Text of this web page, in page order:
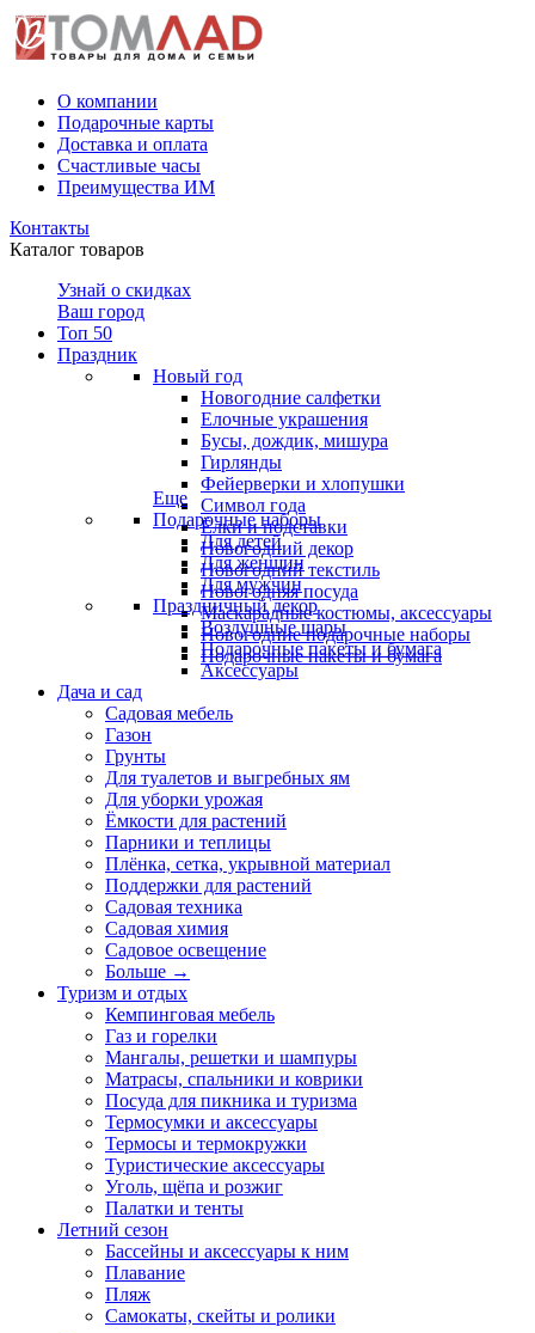
О компании
Подарочные карты
Доставка и оплата
Счастливые часы
Преимущества ИМ
Контакты
Каталог товаров
Узнай о скидках
Ваш город
Топ 50
Праздник
Новый год
Новогодние салфетки
Елочные украшения
Бусы, дождик, мишура
Гирлянды
Фейерверки и хлопушки
Символ года
Ёлки и подставки
Новогодний декор
Новогодний текстиль
Новогодняя посуда
Маскарадные костюмы, аксессуары
Новогодние подарочные наборы
Подарочные пакеты и бумага
Еще
Подарочные наборы
Для детей
Для женщин
Для мужчин
Праздничный декор
Воздушные шары
Подарочные пакеты и бумага
Аксессуары
Дача и сад
Садовая мебель
Газон
Грунты
Для туалетов и выгребных ям
Для уборки урожая
Ёмкости для растений
Парники и теплицы
Плёнка, сетка, укрывной материал
Поддержки для растений
Садовая техника
Садовая химия
Садовое освещение
Больше →
Туризм и отдых
Кемпинговая мебель
Газ и горелки
Мангалы, решетки и шампуры
Матрасы, cпальники и коврики
Посуда для пикника и туризма
Термосумки и аксессуары
Термосы и термокружки
Туристические аксессуары
Уголь, щёпа и розжиг
Палатки и тенты
Летний сезон
Бассейны и аксессуары к ним
Плавание
Пляж
Самокаты, скейты и ролики